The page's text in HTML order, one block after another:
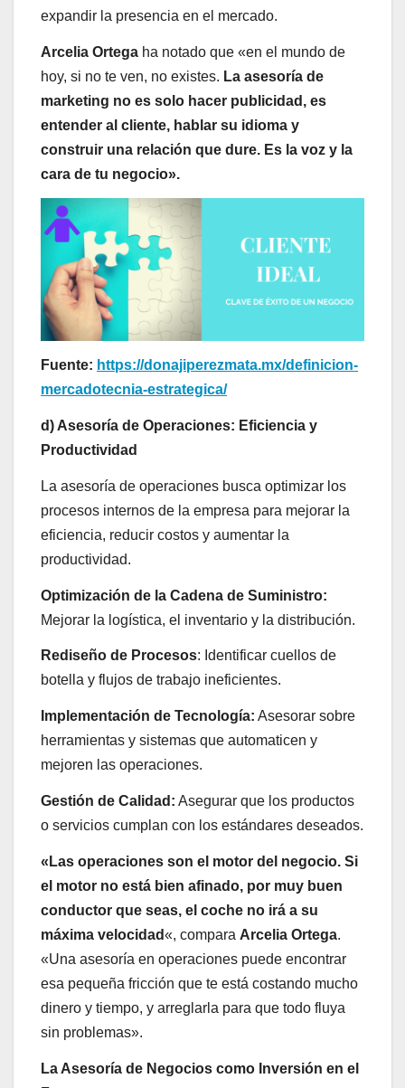
expandir la presencia en el mercado.
Arcelia Ortega ha notado que «en el mundo de
hoy, si no te ven, no existes. La asesoría de
marketing no es solo hacer publicidad, es
entender al cliente, hablar su idioma y
construir una relación que dure. Es la voz y la
cara de tu negocio».
Fuente: https://donajiperezmata.mx/definicion-
mercadotecnia-estrategica/
d) Asesoría de Operaciones: Eficiencia y
Productividad
La asesoría de operaciones busca optimizar los
procesos internos de la empresa para mejorar la
eficiencia, reducir costos y aumentar la
productividad.
Optimización de la Cadena de Suministro:
Mejorar la logística, el inventario y la distribución.
Rediseño de Procesos: Identificar cuellos de
botella y flujos de trabajo ineficientes.
Implementación de Tecnología: Asesorar sobre
herramientas y sistemas que automaticen y
mejoren las operaciones.
Gestión de Calidad: Asegurar que los productos
o servicios cumplan con los estándares deseados.
«Las operaciones son el motor del negocio. Si
el motor no está bien afinado, por muy buen
conductor que seas, el coche no irá a su
máxima velocidad«, compara Arcelia Ortega.
«Una asesoría en operaciones puede encontrar
esa pequeña fricción que te está costando mucho
dinero y tiempo, y arreglarla para que todo fluya
sin problemas».
La Asesoría de Negocios como Inversión en el